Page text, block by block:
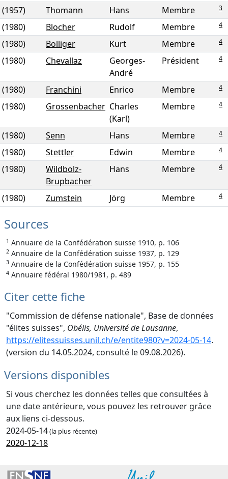
(1957) Thomann Hans Membre 3
(1980) Blocher Rudolf Membre 4
(1980) Bolliger Kurt Membre 4
(1980) Chevallaz
Georges-
André
Président 4
(1980) Franchini Enrico Membre 4
(1980) Grossenbacher Charles
(Karl)
Membre 4
(1980) Senn Hans Membre 4
(1980) Stettler Edwin Membre 4
(1980)
Wildbolz-
Brupbacher
Hans Membre 4
(1980) Zumstein Jörg Membre 4
Sources
1 Annuaire de la Confédération suisse 1910, p. 106
2 Annuaire de la Confédération suisse 1937, p. 129
3 Annuaire de la Confédération suisse 1957, p. 155
4 Annuaire fédéral 1980/1981, p. 489
Citer cette fiche
"Commission de défense nationale", Base de données
"élites suisses", Obélis, Université de Lausanne,
https://elitessuisses.unil.ch/e/entite980?v=2024-05-14.
(version du 14.05.2024, consulté le 09.08.2026).
Versions disponibles
Si vous cherchez les données telles que consultées à
une date antérieure, vous pouvez les retrouver grâce
aux liens ci-dessous.
2024-05-14(la plus récente)
2020-12-18